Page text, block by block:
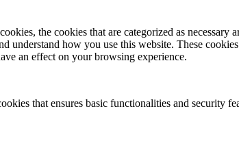
the cookies that are categorized as necessary
understand how you use this website. These
an effect on your browsing experience.
that ensures basic functionalities and security